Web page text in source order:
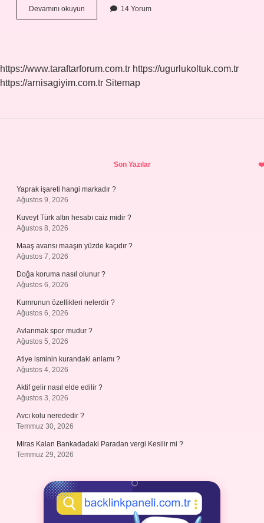
Devamını okuyun
Isıtıcı
14 Yorum
https://www.taraftarforum.com.tr https://ugurlukoltuk.com.tr
https://arnisagiyim.com.tr Sitemap
Son Yazılar
Yaprak işareti hangi markadır ?
Ağustos 9, 2026
Kuveyt Türk altın hesabı caiz midir ?
Ağustos 8, 2026
Maaş avansı maaşın yüzde kaçıdır ?
Ağustos 7, 2026
Doğa koruma nasıl olunur ?
Ağustos 6, 2026
Kumrunun özellikleri nelerdir ?
Ağustos 6, 2026
Avlanmak spor mudur ?
Ağustos 5, 2026
Atiye isminin kurandaki anlamı ?
Ağustos 4, 2026
Aktif gelir nasıl elde edilir ?
Ağustos 3, 2026
Avcı kolu nerededir ?
Temmuz 30, 2026
Miras Kalan Bankadadaki Paradan vergi Kesilir mi ?
Temmuz 29, 2026